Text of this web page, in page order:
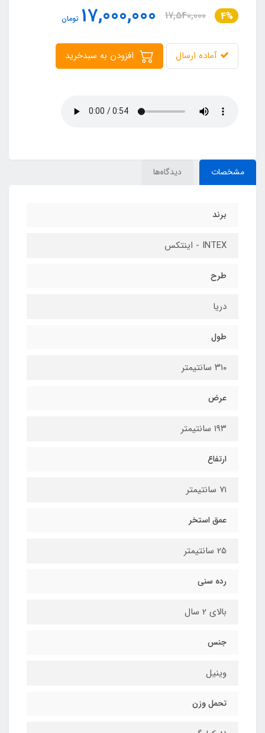
4%
17,540,000
17,000,000 تومان
آماده ارسال
مشخصات دیدگاه‌ها
برند
INTEX - اینتکس
طرح
دریا
طول
۳۱۰ سانتیمتر
عرض
۱۹۳ سانتیمتر
ارتفاع
۷۱ سانتیمتر
عمق استخر
25 سانتیمتر
رده سنی
بالای 2 سال
جنس
وینیل
تحمل وزن